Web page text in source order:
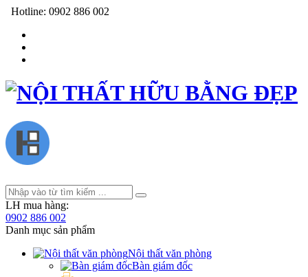
Hotline: 0902 886 002
LH mua hàng:
0902 886 002
Danh mục sản phẩm
Nội thất văn phòng
Bàn giám đốc